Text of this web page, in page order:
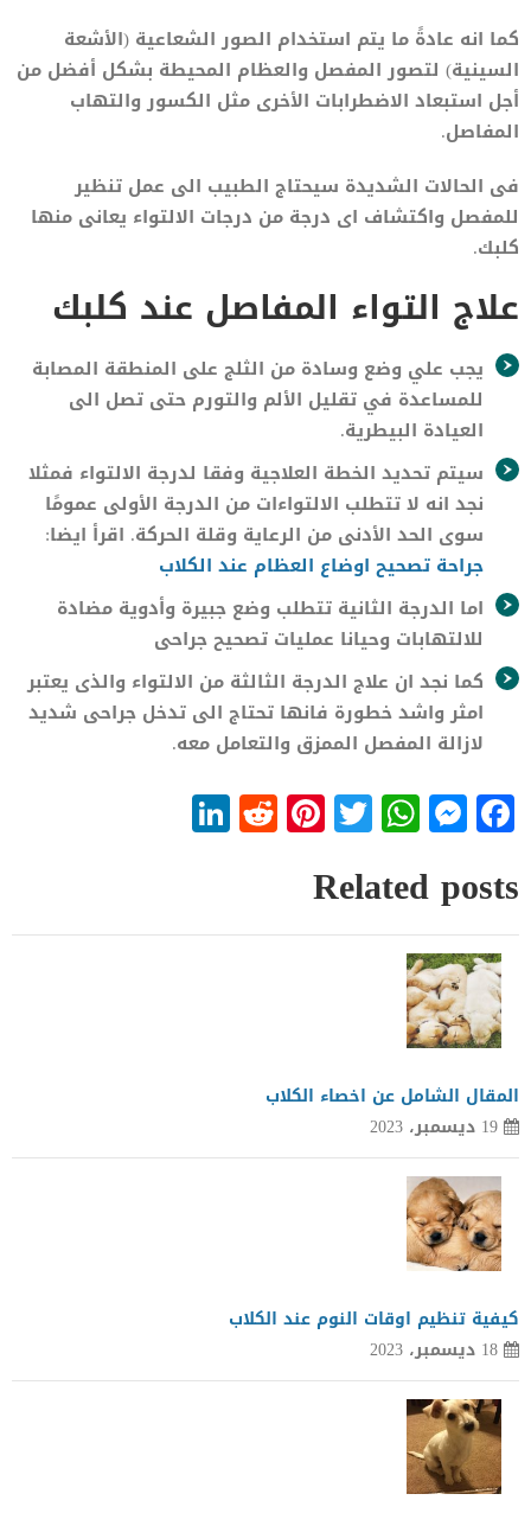
كما انه عادةً ما يتم استخدام الصور الشعاعية (الأشعة
السينية) لتصور المفصل والعظام المحيطة بشكل أفضل من
أجل استبعاد الاضطرابات الأخرى مثل الكسور والتهاب
المفاصل.
فى الحالات الشديدة سيحتاج الطبيب الى عمل تنظير
للمفصل واكتشاف اى درجة من درجات الالتواء يعانى منها
كلبك.
علاج التواء المفاصل عند كلبك
يجب علي وضع وسادة من الثلج على المنطقة المصابة
للمساعدة في تقليل الألم والتورم حتى تصل الى
العيادة البيطرية.
سيتم تحديد الخطة العلاجية وفقا لدرجة الالتواء فمثلا
نجد انه لا تتطلب الالتواءات من الدرجة الأولى عمومًا
سوى الحد الأدنى من الرعاية وقلة الحركة. اقرأ ايضا:
جراحة تصحيح اوضاع العظام عند الكلاب
اما الدرجة الثانية تتطلب وضع جبيرة وأدوية مضادة
للالتهابات وحيانا عمليات تصحيح جراحى
كما نجد ان علاج الدرجة الثالثة من الالتواء والذى يعتبر
امثر واشد خطورة فانها تحتاج الى تدخل جراحى شديد
لازالة المفصل الممزق والتعامل معه.
Facebook
Messenger
WhatsApp
Twitter
Pinterest
Reddit
Related posts
المقال الشامل عن اخصاء الكلاب
19 ديسمبر، 2023
كيفية تنظيم اوقات النوم عند الكلاب
18 ديسمبر، 2023